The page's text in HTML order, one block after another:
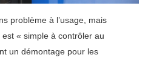
problème à l’usage, mais
« simple à contrôler au
un démontage pour les